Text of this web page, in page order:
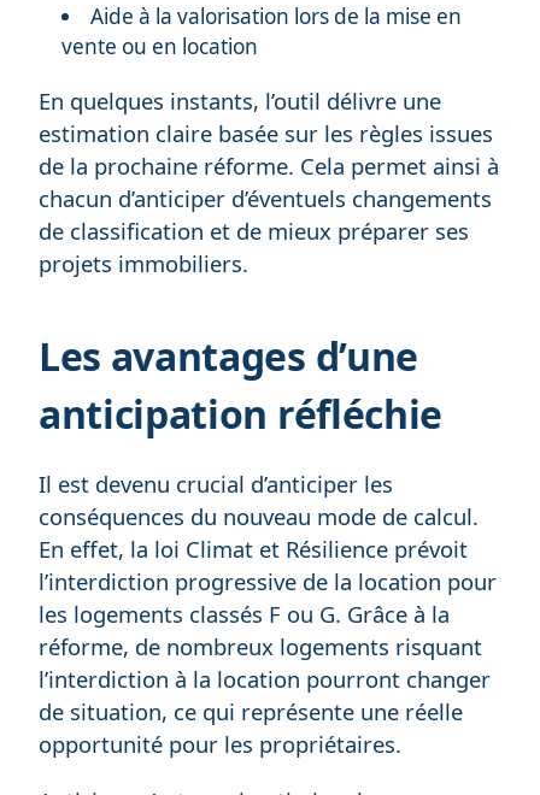
Aide à la valorisation lors de la mise en
vente ou en location
En quelques instants, l’outil délivre une
estimation claire basée sur les règles issues
de la prochaine réforme. Cela permet ainsi à
chacun d’anticiper d’éventuels changements
de classification et de mieux préparer ses
projets immobiliers.
Les avantages d’une
anticipation réfléchie
Il est devenu crucial d’anticiper les
conséquences du nouveau mode de calcul.
En effet, la loi Climat et Résilience prévoit
l’interdiction progressive de la location pour
les logements classés F ou G. Grâce à la
réforme, de nombreux logements risquant
l’interdiction à la location pourront changer
de situation, ce qui représente une réelle
opportunité pour les propriétaires.